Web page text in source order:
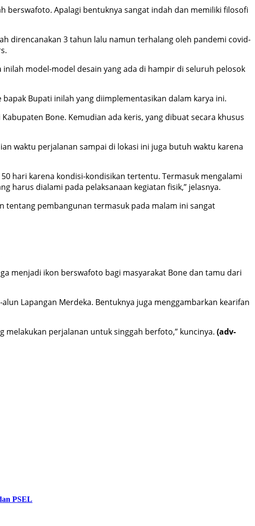
berswafoto. Apalagi bentuknya sangat indah dan memiliki filosofi
direncanakan 3 tahun lalu namun terhalang oleh pandemi covid-
model-model desain yang ada di hampir di seluruh pelosok
Bupati inilah yang diimplementasikan dalam karya ini.
Bone. Kemudian ada keris, yang dibuat secara khusus
waktu perjalanan sampai di lokasi ini juga butuh waktu karena
hari karena kondisi-kondisikan tertentu. Termasuk mengalami
harus dialami pada pelaksanaan kegiatan fisik,” jelasnya.
tentang pembangunan termasuk pada malam ini sangat
menjadi ikon berswafoto bagi masyarakat Bone dan tamu dari
Lapangan Merdeka. Bentuknya juga menggambarkan kearifan
perjalanan untuk singgah berfoto,” kuncinya. (adv-
PSEL